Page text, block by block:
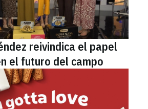
reivindica el papel
el futuro del campo